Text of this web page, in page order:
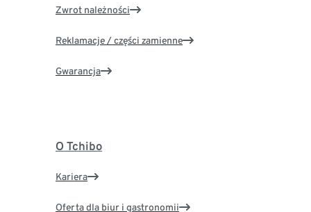
Zwrot należności
Reklamacje / części zamienne
Gwarancja
O Tchibo
Kariera
Oferta dla biur i gastronomii